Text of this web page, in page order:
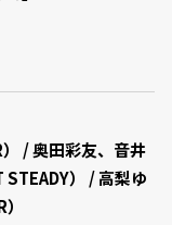
/ 奥田彩友、音井
） / 高梨ゆ